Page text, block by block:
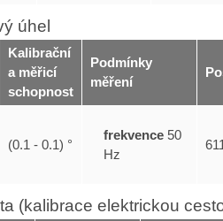
úhel
Kalibrační
a měřicí
schopnost
Podmínky
měření
(0.1 - 0.1) °
frekvence 50
Hz
(kalibrace elektrickou